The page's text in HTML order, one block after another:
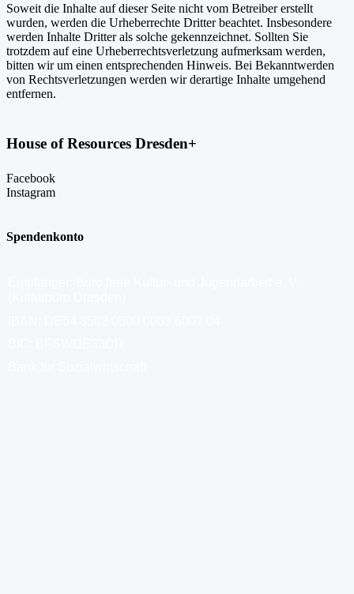
Soweit die Inhalte auf dieser Seite nicht vom Betreiber erstellt
wurden, werden die Urheberrechte Dritter beachtet. Insbesondere
werden Inhalte Dritter als solche gekennzeichnet. Sollten Sie
trotzdem auf eine Urheberrechtsverletzung aufmerksam werden,
bitten wir um einen entsprechenden Hinweis. Bei Bekanntwerden
von Rechtsverletzungen werden wir derartige Inhalte umgehend
entfernen.
House of Resources Dresden+
Facebook
Instagram
Spendenkonto